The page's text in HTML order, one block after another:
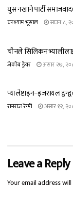
घुस नखाने पार्टी
घनश्याम भूसाल साउन ८,
चीनले सिलिकन
जेकोब ड्रेयर असार २७,
प्यालेष्टाइन–इजरायल
रामराज रेग्मी असार १२,
Leave a Reply
Your email address